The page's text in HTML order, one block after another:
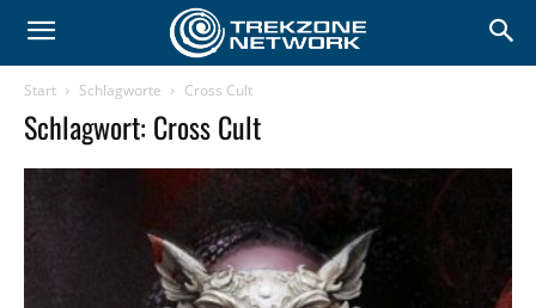
Start Schlagworte Cross Cult
Schlagwort: Cross Cult